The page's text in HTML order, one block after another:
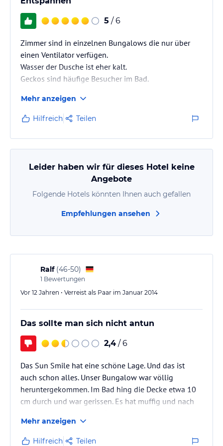
5 / 6
Zimmer sind in einzelnen Bungalows die nur über
einen Ventilator verfügen.
Wasser der Dusche ist eher kalt.
Geckos sind häufige Besucher im Bad.
gerne Sachen die draußen unbewacht vor dem
Bungalow liegen.
Essen ist sehr lecker.
Mehr anzeigen
Hilfreich Teilen
Leider haben wir für dieses Hotel keine
Angebote
Folgende Hotels könnten Ihnen auch gefallen
Empfehlungen ansehen
Ralf (46-50)
1 Bewertungen
Vor 12 Jahren • Verreist als Paar im Januar 2014
Das sollte man sich nicht antun
2,4 / 6
Das Sun Smile hat eine schöne Lage. Und das ist
auch schon alles. Unser Bungalow war völlig
heruntergekommen. Im Bad hing die Decke etwa 10
cm durch und war gerissen. Es hat muffig und nach
der Decke deutlich sichtbar. Von 4 Fenstern waren 3
mit Farbe überstrichen und ließen sich nicht öffnen.
Mehr anzeigen
Hilfreich Teilen